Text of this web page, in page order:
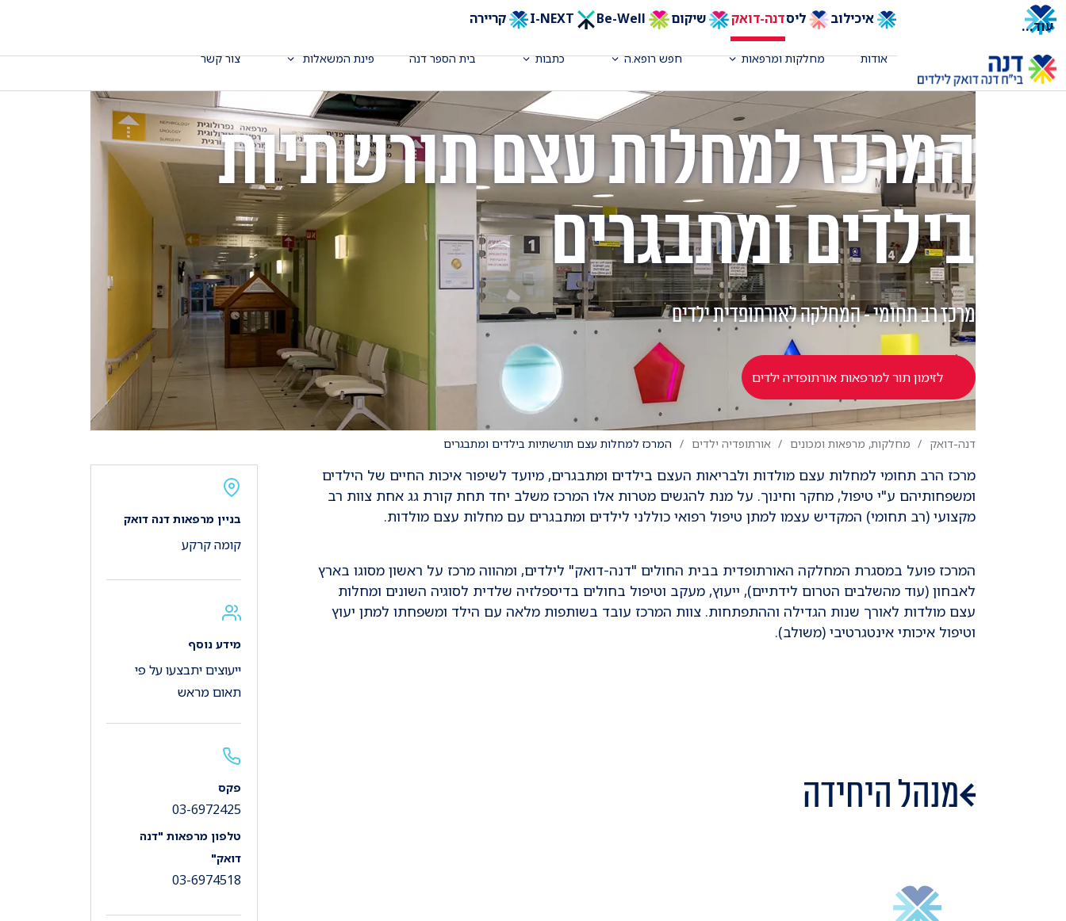
איכילוב ליסדנה-דואק שיקום I-NEXT קריירה
אודות מחלקות ומרפאות חפש רופא.ה כתבות בית הספר דנה פינת המשאלות צור קשר
עוד...
המרכז למחלות עצם תורשתיות
בילדים ומתבגרים
מרכז רב תחומי - המחלקה לאורתופדית ילדים
לזימון תור למרפאות אורתופדיה ילדים
דנה-דואק מחלקות, מרפאות ומכונים אורתופדיה ילדים המרכז למחלות עצם תורשתיות בילדים ומתבגרים
מרכז הרב תחומי למחלות עצם מולדות ולבריאות העצם בילדים ומתבגרים, מיועד לשיפור איכות החיים של הילדים
ומשפחותיהם ע"י טיפול, מחקר וחינוך. על מנת להגשים מטרות אלו המרכז משלב יחד תחת קורת גג אחת צוות רב
מקצועי (רב תחומי) המקדיש עצמו למתן טיפול רפואי כוללני לילדים ומתבגרים עם מחלות עצם מולדות.
המרכז פועל במסגרת המחלקה האורתופדית בבית החולים "דנה-דואק" לילדים, ומהווה מרכז על ראשון מסוגו בארץ
לאבחון (עוד מהשלבים הטרום לידתיים), ייעוץ, מעקב וטיפול בחולים בדיספלזיה שלדית לסוגיה השונים ומחלות
עצם מולדות לאורך שנות הגדילה וההתפתחות. צוות המרכז עובד בשותפות מלאה עם הילד ומשפחתו למתן יעוץ
וטיפול איכותי אינטגרטיבי (משולב).
מנהל היחידה
בניין מרפאות דנה דואק
קומה קרקע
מידע נוסף
ייעוצים יתבצעו על פי
תאום מראש
פקס
03-6972425
טלפון מרפאות "דנה
דואק"
03-6974518